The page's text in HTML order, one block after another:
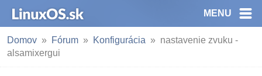
MENU
Domov Fórum Konfigurácia
nastavenie zvuku -
alsamixergui